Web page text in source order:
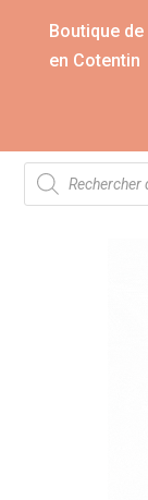
Boutique
en Cotentin
Recherche
de
produits